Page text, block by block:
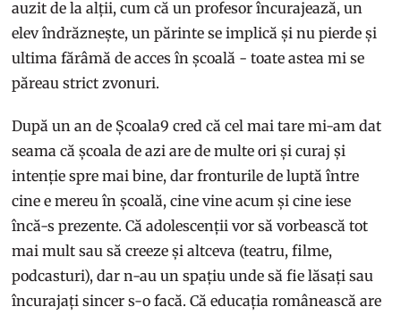
auzit de la alții, cum că un profesor încurajează, un
elev îndrăznește, un părinte se implică și nu pierde și
ultima fărâmă de acces în școală - toate astea mi se
păreau strict zvonuri.
După un an de Școala9 cred că cel mai tare mi-am dat
seama că școala de azi are de multe ori și curaj și
intenție spre mai bine, dar fronturile de luptă între
cine e mereu în școală, cine vine acum și cine iese
încă-s prezente. Că adolescenții vor să vorbească tot
mai mult sau să creeze și altceva (teatru, filme,
podcasturi), dar n-au un spațiu unde să fie lăsați sau
încurajați sincer s-o facă. Că educația românească are